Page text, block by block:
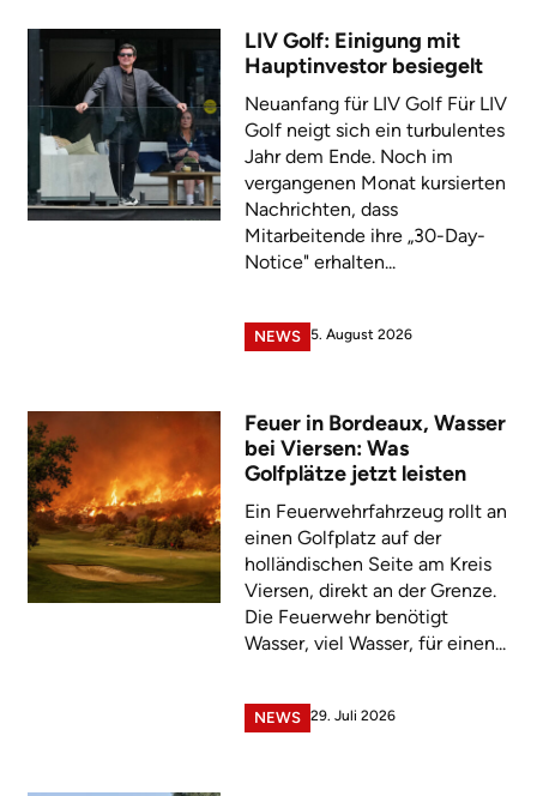
LIV Golf: Einigung mit
Hauptinvestor besiegelt
Neuanfang für LIV Golf Für LIV
Golf neigt sich ein turbulentes
Jahr dem Ende. Noch im
vergangenen Monat kursierten
Nachrichten, dass
Mitarbeitende ihre „30-Day-
Notice" erhalten...
NEWS 5. August 2026
Feuer in Bordeaux, Wasser
bei Viersen: Was
Golfplätze jetzt leisten
Ein Feuerwehrfahrzeug rollt an
einen Golfplatz auf der
holländischen Seite am Kreis
Viersen, direkt an der Grenze.
Die Feuerwehr benötigt
Wasser, viel Wasser, für einen...
NEWS 29. Juli 2026